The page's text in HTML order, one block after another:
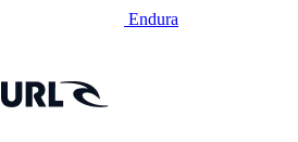
Endura